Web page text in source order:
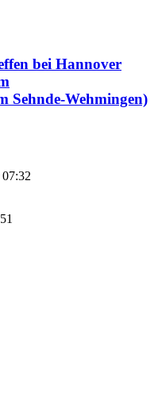
bei Hannover
Sehnde-Wehmingen)